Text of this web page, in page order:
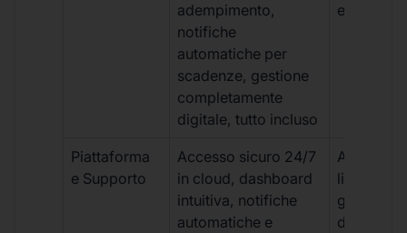
adempimento,
notifiche
automatiche per
scadenze, gestione
completamente
digitale, tutto incluso
e
Piattaforma
e Supporto
Accesso sicuro 24/7
in cloud, dashboard
intuitiva, notifiche
automatiche e
Accesso
limitato,
gestione